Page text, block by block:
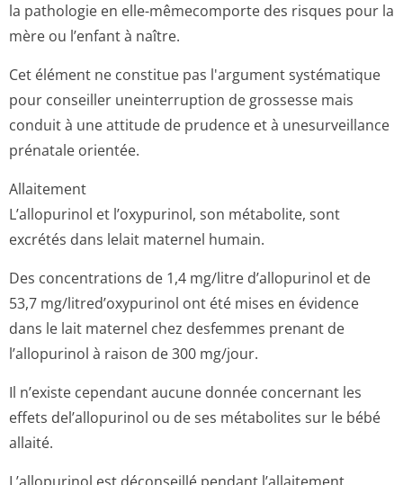
la pathologie en elle-mêmecomporte des risques pour la
mère ou l’enfant à naître.
Cet élément ne constitue pas l'argument systématique
pour conseiller uneinterruption de grossesse mais
conduit à une attitude de prudence et à unesurveillance
prénatale orientée.
Allaitement
L’allopurinol et l’oxypurinol, son métabolite, sont
excrétés dans lelait maternel humain.
Des concentrations de 1,4 mg/litre d’allopurinol et de
53,7 mg/litred’o­xypurinol ont été mises en évidence
dans le lait maternel chez desfemmes prenant de
l’allopurinol à raison de 300 mg/jour.
Il n’existe cependant aucune donnée concernant les
effets del’allopurinol ou de ses métabolites sur le bébé
allaité.